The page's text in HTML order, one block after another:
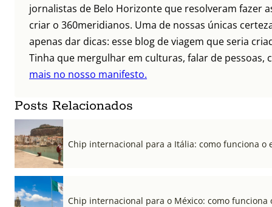
jornalistas de Belo Horizonte que resolveram fazer
criar o 360meridianos. Uma de nossas únicas
apenas dar dicas: esse blog de viagem que seria
Tinha que mergulhar em culturas, falar de
mais no nosso manifesto.
Posts Relacionados
Chip internacional para a Itália: como funciona o
Chip internacional para o México: como funciona